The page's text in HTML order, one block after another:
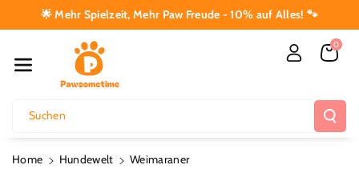
Nhalt
🌟 Mehr Spielzeit, Mehr Paw Freude - 10% auf Alles! 🐾
Suchen
0
Home Hundewelt Weimaraner